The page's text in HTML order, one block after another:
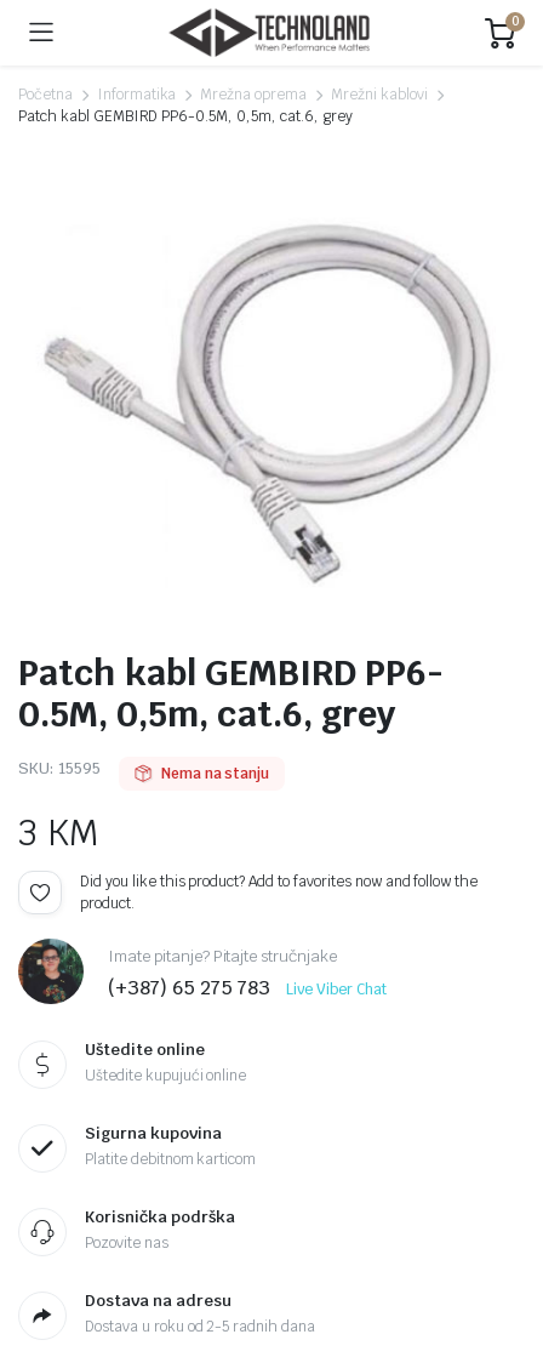
0
Početna Informatika Mrežna oprema
Mrežni kablovi
Patch kabl GEMBIRD PP6-0.5M, 0,5m, cat.6, grey
Patch kabl GEMBIRD PP6-
0.5M, 0,5m, cat.6, grey
SKU: 15595 Nema na stanju
3 KM
Did you like this product? Add to favorites now and follow the
product.
Imate pitanje? Pitajte stručnjake
(+387) 65 275 783 Live Viber Chat
Uštedite online
Uštedite kupujući online
Sigurna kupovina
Platite debitnom karticom
Korisnička podrška
Pozovite nas
Dostava na adresu
Dostava u roku od 2-5 radnih dana